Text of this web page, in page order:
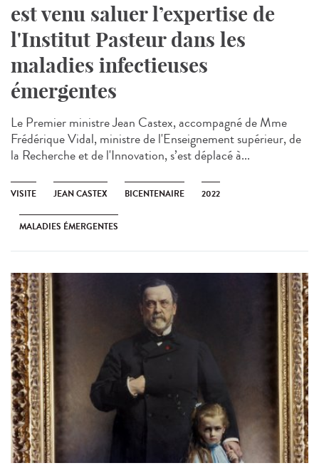
est venu saluer l’expertise de
l'Institut Pasteur dans les
maladies infectieuses
émergentes
Le Premier ministre Jean Castex, accompagné de Mme
Frédérique Vidal, ministre de l'Enseignement supérieur, de
la Recherche et de l'Innovation, s’est déplacé à...
VISITE JEAN CASTEX BICENTENAIRE 2022
MALADIES ÉMERGENTES